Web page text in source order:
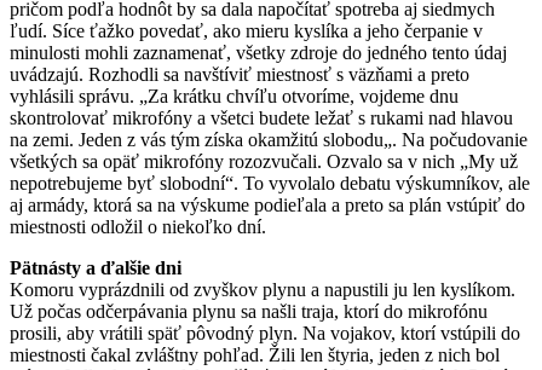
pričom podľa hodnôt by sa dala napočítať spotreba aj siedmych
ľudí. Síce ťažko povedať, ako mieru kyslíka a jeho čerpanie v
minulosti mohli zaznamenať, všetky zdroje do jedného tento údaj
uvádzajú. Rozhodli sa navštíviť miestnosť s väzňami a preto
vyhlásili správu. „Za krátku chvíľu otvoríme, vojdeme dnu
skontrolovať mikrofóny a všetci budete ležať s rukami nad hlavou
na zemi. Jeden z vás tým získa okamžitú slobodu„. Na počudovanie
všetkých sa opäť mikrofóny rozozvučali. Ozvalo sa v nich „My už
nepotrebujeme byť slobodní“. To vyvolalo debatu výskumníkov, ale
aj armády, ktorá sa na výskume podieľala a preto sa plán vstúpiť do
miestnosti odložil o niekoľko dní.
Pätnásty a ďalšie dni
Komoru vyprázdnili od zvyškov plynu a napustili ju len kyslíkom.
Už počas odčerpávania plynu sa našli traja, ktorí do mikrofónu
prosili, aby vrátili späť pôvodný plyn. Na vojakov, ktorí vstúpili do
miestnosti čakal zvláštny pohľad. Žili len štyria, jeden z nich bol